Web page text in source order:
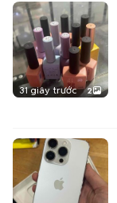
31 giây trước 2